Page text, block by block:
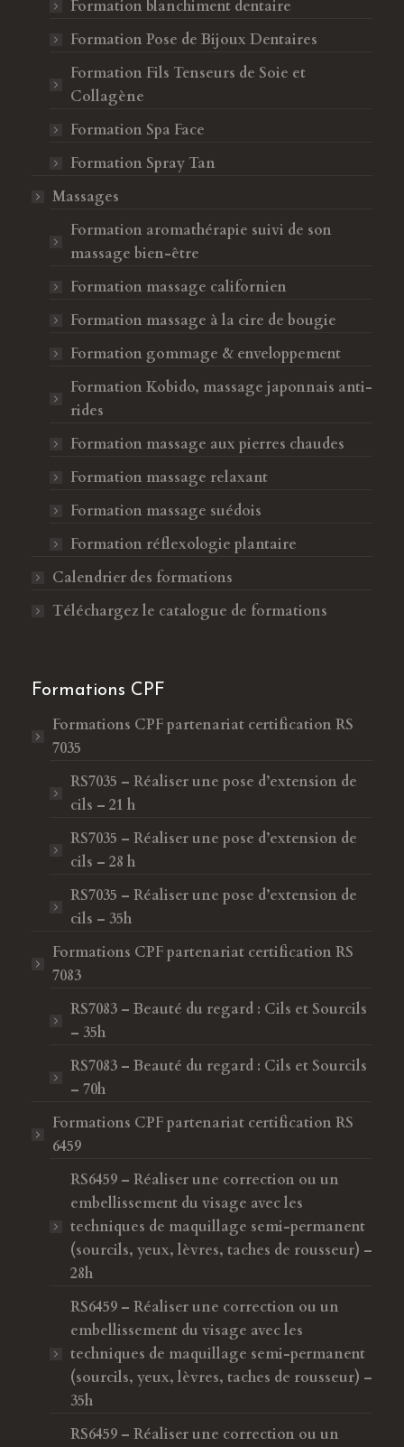
Formation blanchiment dentaire
Formation Pose de Bijoux Dentaires
Formation Fils Tenseurs de Soie et
Collagène
Formation Spa Face
Formation Spray Tan
Massages
Formation aromathérapie suivi de son
massage bien-être
Formation massage californien
Formation massage à la cire de bougie
Formation gommage & enveloppement
Formation Kobido, massage japonnais anti-
rides
Formation massage aux pierres chaudes
Formation massage relaxant
Formation massage suédois
Formation réflexologie plantaire
Calendrier des formations
Téléchargez le catalogue de formations
Formations CPF
Formations CPFpartenariat certification RS
7035
RS7035 – Réaliser une pose d’extension de
cils – 21 h
RS7035 – Réaliser une pose d’extension de
cils – 28 h
RS7035 – Réaliser une pose d’extension de
cils – 35h
Formations CPFpartenariat certification RS
7083
RS7083 – Beauté du regard : Cils et Sourcils
– 35h
RS7083 – Beauté du regard : Cils et Sourcils
– 70h
Formations CPFpartenariat certification RS
6459
RS6459 – Réaliser une correction ou un
embellissement du visage avec les
techniques de maquillage semi-permanent
(sourcils, yeux, lèvres, taches de rousseur) –
28h
RS6459 – Réaliser une correction ou un
embellissement du visage avec les
techniques de maquillage semi-permanent
(sourcils, yeux, lèvres, taches de rousseur) –
35h
RS6459 – Réaliser une correction ou un